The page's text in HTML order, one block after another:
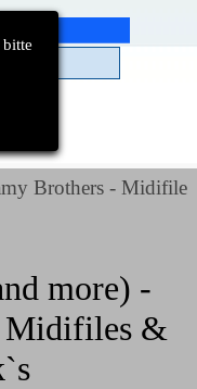
bitte
Brothers - Midifile
more) -
Midifiles &